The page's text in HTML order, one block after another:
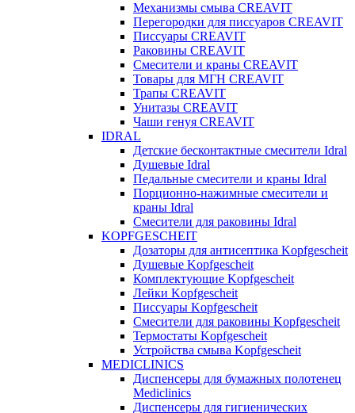
Механизмы смыва CREAVIT
Перегородки для писсуаров CREAVIT
Писсуары CREAVIT
Раковины CREAVIT
Смесители и краны CREAVIT
Товары для МГН CREAVIT
Трапы CREAVIT
Унитазы CREAVIT
Чаши генуя CREAVIT
IDRAL
Детские бесконтактные смесители Idral
Душевые Idral
Педальные смесители и краны Idral
Порционно-нажимные смесители и
краны Idral
Смеcители для раковины Idral
KOPFGESCHEIT
Дозаторы для антисептика Kopfgescheit
Душевые Kopfgescheit
Комплектующие Kopfgescheit
Лейки Kopfgescheit
Писсуары Kopfgescheit
Смесители для раковины Kopfgescheit
Термостаты Kopfgescheit
Устройства смыва Kopfgescheit
MEDICLINICS
Диспенсеры для бумажных полотенец
Mediclinics
Диспенсеры для гигиенических